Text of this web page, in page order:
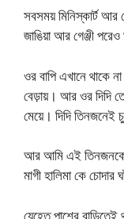
সবসময় মিনিস্কার্ট আর
জাঙিয়া আর গেঞ্জী
ওর বাপি এখানে থাকে
বেড়ায়। আর ওর দিদি
মেয়ে। দিদি তিনজনেই
আর আমি এই
মাগী হালিমা কে চোদার
যেহেতু পাশের বাড়িতেই